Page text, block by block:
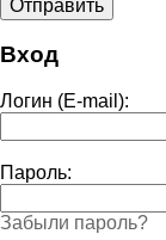
Вход
Логин (E-mail):
Пароль:
Забыли пароль?